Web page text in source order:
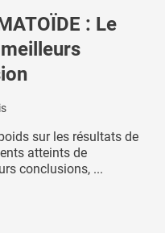
: Le
sur les résultats de
atteints de
conclusions, ...